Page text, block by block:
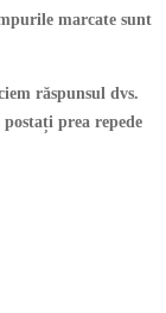
marcate sunt
răspunsul dvs.
prea repede